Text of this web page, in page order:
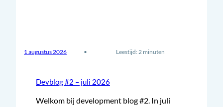
1 augustus 2026 • Leestijd: 2 minuten
Devblog #2 – juli 2026
Welkom bij development blog #2. In juli